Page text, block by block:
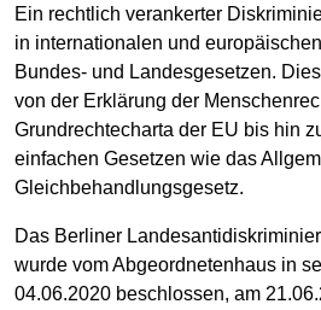
Ein rechtlich verankerter
in internationalen und
Bundes- und Landesgesetzen.
von der Erklärung der
Grundrechtecharta der EU bis hin
einfachen Gesetzen wie das
Gleichbehandlungsgesetz.
Das Berliner
wurde vom Abgeordnetenhaus in
04.06.2020 beschlossen, am